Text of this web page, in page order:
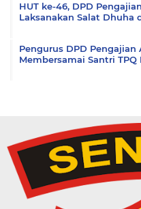
HUT ke-46, DPD
Laksanakan Salat Dhuha
Pengurus DPD
Membersamai Santri